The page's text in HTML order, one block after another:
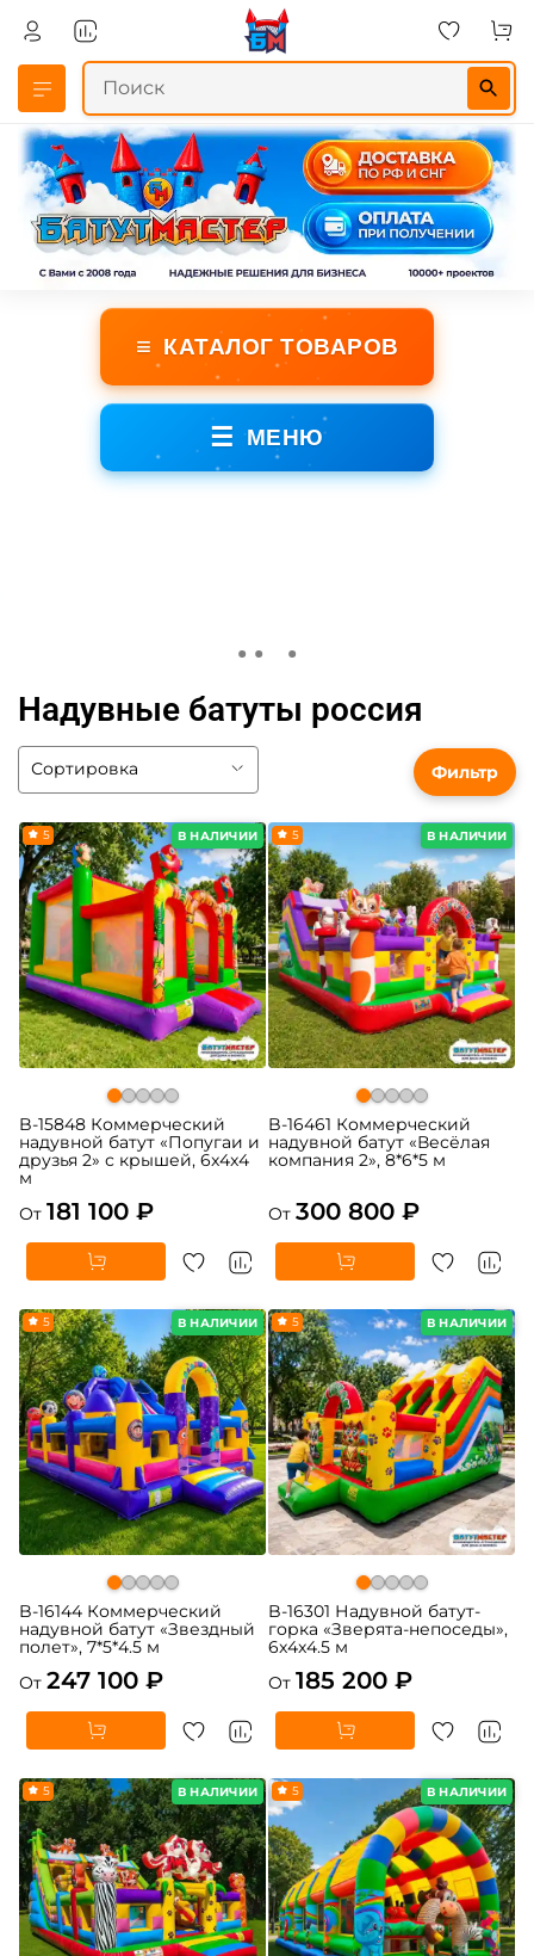
≡ КАТАЛОГ ТОВАРОВ
☰ МЕНЮ
Надувные батуты россия
В НАЛИЧИИ
5
B-15848 Коммерческий
надувной батут «Попугаи и
друзья 2» с крышей, 6x4x4
м
От 181 100 ₽
В НАЛИЧИИ
5
B-16461 Коммерческий
надувной батут «Весёлая
компания 2», 8*6*5 м
От 300 800 ₽
В НАЛИЧИИ
5
B-16144 Коммерческий
надувной батут «Звездный
полет», 7*5*4.5 м
От 247 100 ₽
В НАЛИЧИИ
5
B-16301 Надувной батут-
горка «Зверята-непоседы»,
6x4x4.5 м
От 185 200 ₽
В НАЛИЧИИ
5 В НАЛИЧИИ
5
Фильтр